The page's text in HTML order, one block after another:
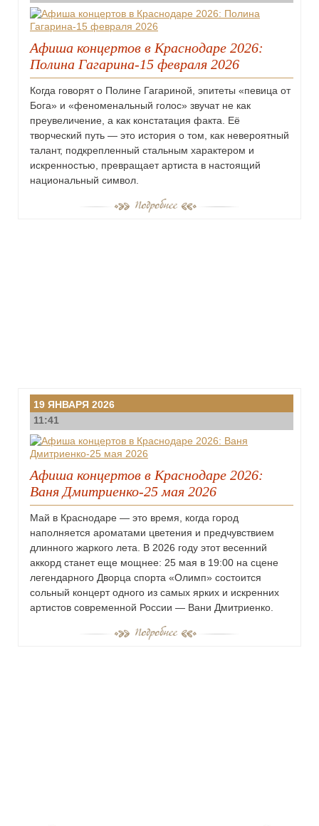
Афиша концертов в Краснодаре 2026:
Полина Гагарина-15 февраля 2026
Когда говорят о Полине Гагариной, эпитеты «певица от
Бога» и «феноменальный голос» звучат не как
преувеличение, а как констатация факта. Её
творческий путь — это история о том, как невероятный
талант, подкрепленный стальным характером и
искренностью, превращает артиста в настоящий
национальный символ.
19 ЯНВАРЯ 2026
11:41
Афиша концертов в Краснодаре 2026:
Ваня Дмитриенко-25 мая 2026
Май в Краснодаре — это время, когда город
наполняется ароматами цветения и предчувствием
длинного жаркого лета. В 2026 году этот весенний
аккорд станет еще мощнее: 25 мая в 19:00 на сцене
легендарного Дворца спорта «Олимп» состоится
сольный концерт одного из самых ярких и искренних
артистов современной России — Вани Дмитриенко.